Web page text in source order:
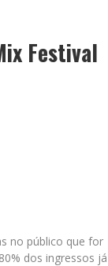
Festival
no público que for
dos ingressos já